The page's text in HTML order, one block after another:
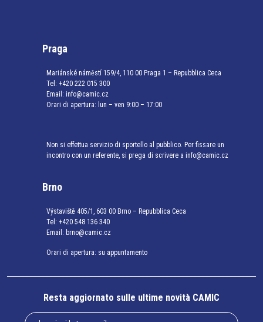
Praga
Mariánské náměstí 159/4, 110 00 Praga 1 – Repubblica Ceca
Tel: +420 222 015 300
Email: info@camic.cz
Orari di apertura: lun – ven 9:00 – 17:00
Non si effettua servizio di sportello al pubblico. Per fissare un
incontro con un referente, si prega di scrivere a info@camic.cz
Brno
Výstaviště 405/1, 603 00 Brno – Repubblica Ceca
Tel: +420 548 136 340
Email: brno@camic.cz
Orari di apertura: su appuntamento
Resta aggiornato sulle ultime novità CAMIC